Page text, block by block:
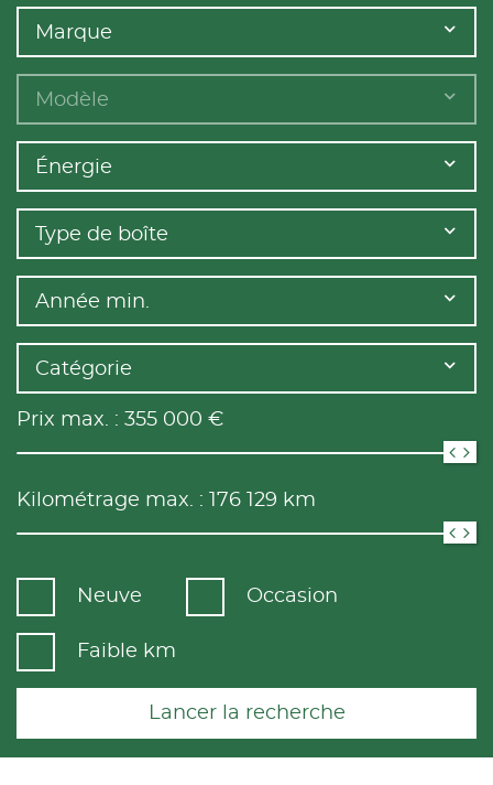
Marque
Modèle
Énergie
Type de boîte
Année min.
Catégorie
Prix max. : 355 000 €
Kilométrage max. : 176 129 km
Neuve Occasion
Faible km
Lancer la recherche